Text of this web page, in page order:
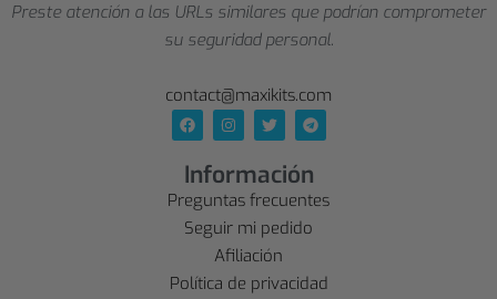
Preste atención a las URLs similares que podrían comprometer
su seguridad personal.
contact@maxikits.com
Información
Preguntas frecuentes
Seguir mi pedido
Afiliación
Política de privacidad